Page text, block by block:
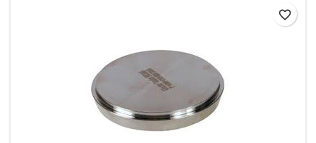
favorite_border